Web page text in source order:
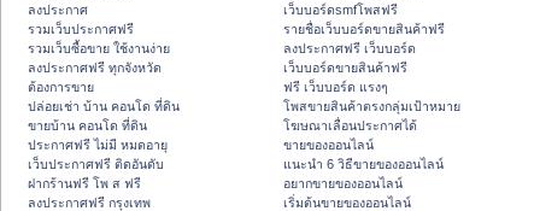
ลงประกาศ
รวมเว็บประกาศฟรี
รวมเว็บซื้อขาย ใช้งานง่าย
ลงประกาศฟรี ทุกจังหวัด
ต้องการขาย
ปล่อยเช่า บ้าน คอนโด ที่ดิน
ขายบ้าน คอนโด ที่ดิน
ประกาศฟรี ไม่มี หมดอายุ
เว็บประกาศฟรี ติดอันดับ
ฝากร้านฟรี โพ ส ฟรี
ลงประกาศฟรี กรุงเทพ
เว็บบอร์ดsmfโพสฟรี
รายชื่อเว็บบอร์ดขายสินค้าฟรี
ลงประกาศฟรี เว็บบอร์ด
เว็บบอร์ดขายสินค้าฟรี
ฟรี เว็บบอร์ด แรงๆ
โพสขายสินค้าตรงกลุ่มเป้าหมาย
โฆษณาเลื่อนประกาศได้
ขายของออนไลน์
แนะนำ 6 วิธีขายของออนไลน์
อยากขายของออนไลน์
เริ่มต้นขายของออนไลน์